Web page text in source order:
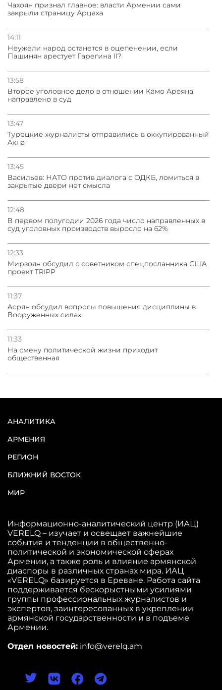
Чахоян признал главное: власти Армении сами
закрыли страницу Арцаха
14:11
Неужели народ останется в оцепенении, если
Пашинян арестует Гарегина II?
13:58
Второе уголовное дело в отношении Камо Ареяна
направлено в суд
13:47
Турецкие журналисты отправились в оккупированный
Акна
13:45
Васильев: НАТО против диалога с ОДКБ, ломиться в
закрытые двери нет смысла
12:48
В первом полугодии 2026 года число направленных в
суд уголовных производств выросло на 62%
12:33
Мирзоян обсудил с советником спецпосланника США
проект TRIPP
11:37
Асрян обсудил вопросы повышения дисциплины в
Вооруженных силах
11:33
На смену политической жизни приходит
общественная
АНАЛИТИКА
АРМЕНИЯ
РЕГИОН
БЛИЖНИЙ ВОСТОК
МИР
Информационно-аналитический центр (ИАЦ)
VERELQ – изучает и освещает важнейшие
события и тенденции в общественно-
политической и экономической сферах
Армении, а также роль и влияние армянской
диаспоры в различных странах мира. ИАЦ
«VERELQ» базируется в Ереване. Работа сайта
поддерживается бескорыстными усилиями
группы профессиональных журналистов и
экспертов, заинтересованных в укреплении
армянской государственности и в подъеме
Армении.
Отдел новостей: info@verelq.am